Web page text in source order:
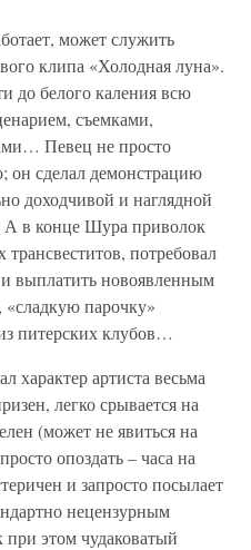
может служить
клипа «Холодная луна».
до белого каления всю
съемками,
Певец не просто
он сделал демонстрацию
доходчивой и наглядной
А в конце Шура приволок
потребовал
выплатить новоявленным
«сладкую парочку»
питерских клубов…
характер артиста весьма
легко срывается на
(может не явиться на
опоздать – часа на
и запросто посылает
нецензурным
при этом чудаковатый